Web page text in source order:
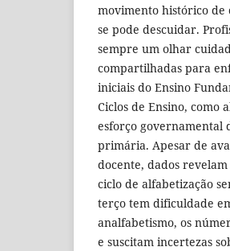
movimento histórico
se pode descuidar.
sempre um olhar
compartilhadas para
iniciais do Ensino
Ciclos de Ensino, como
esforço
primária. Apesar de
docente, dados
ciclo de alfabetização
terço tem dificuldade
analfabetismo, os
e suscitam incertezas